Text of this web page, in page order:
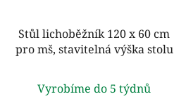
Stůl lichoběžník 120 x 60 cm
pro mš, stavitelná výška stolu
hodnocení
Vyrobíme do 5 týdnů